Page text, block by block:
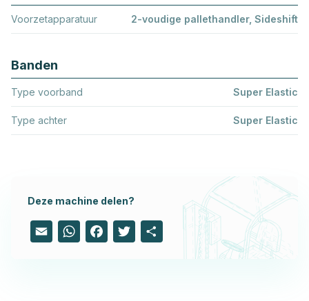
Voorzetapparatuur 2-voudige pallethandler, Sideshift
Banden
Type voorband Super Elastic
Type achter Super Elastic
Deze machine delen?
Email WhatsAppFacebook
Twitter